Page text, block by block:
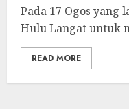
Pada 17 Ogos yang
Hulu Langat untuk
READ MORE